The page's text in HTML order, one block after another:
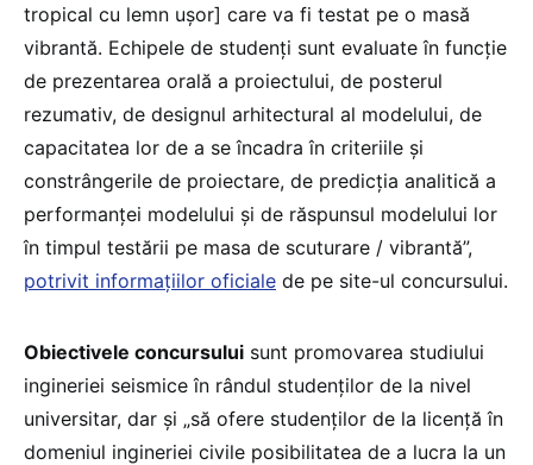
tropical cu lemn ușor] care va fi testat pe o masă
vibrantă. Echipele de studenți sunt evaluate în funcție
de prezentarea orală a proiectului, de posterul
rezumativ, de designul arhitectural al modelului, de
capacitatea lor de a se încadra în criteriile și
constrângerile de proiectare, de predicția analitică a
performanței modelului și de răspunsul modelului lor
în timpul testării pe masa de scuturare / vibrantă”,
potrivit informațiilor oficiale de pe site-ul concursului.
Obiectivele concursului sunt promovarea studiului
ingineriei seismice în rândul studenților de la nivel
universitar, dar și „să ofere studenților de la licență în
domeniul ingineriei civile posibilitatea de a lucra la un